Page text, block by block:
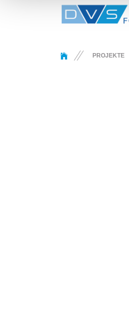
You are here:PROJEKTE